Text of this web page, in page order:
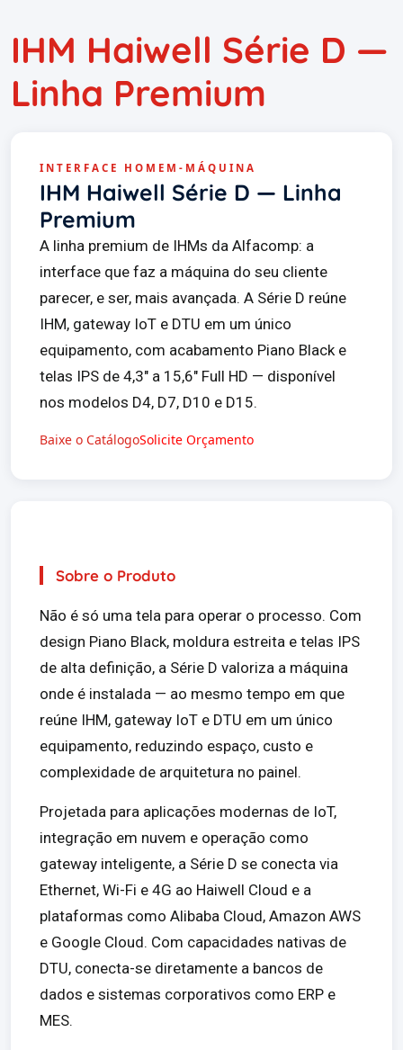
IHM Haiwell Série D —
Linha Premium
INTERFACE HOMEM-MÁQUINA
IHM Haiwell Série D — Linha
Premium
A linha premium de IHMs da Alfacomp: a
interface que faz a máquina do seu cliente
parecer, e ser, mais avançada. A Série D reúne
IHM, gateway IoT e DTU em um único
equipamento, com acabamento Piano Black e
telas IPS de 4,3" a 15,6" Full HD — disponível
nos modelos D4, D7, D10 e D15.
Baixe o CatálogoSolicite Orçamento
Sobre o Produto
Não é só uma tela para operar o processo. Com
design Piano Black, moldura estreita e telas IPS
de alta definição, a Série D valoriza a máquina
onde é instalada — ao mesmo tempo em que
reúne IHM, gateway IoT e DTU em um único
equipamento, reduzindo espaço, custo e
complexidade de arquitetura no painel.
Projetada para aplicações modernas de IoT,
integração em nuvem e operação como
gateway inteligente, a Série D se conecta via
Ethernet, Wi-Fi e 4G ao Haiwell Cloud e a
plataformas como Alibaba Cloud, Amazon AWS
e Google Cloud. Com capacidades nativas de
DTU, conecta-se diretamente a bancos de
dados e sistemas corporativos como ERP e
MES.